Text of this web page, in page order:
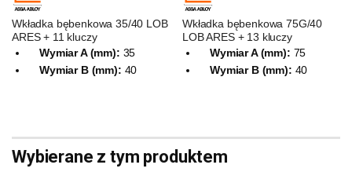
Wkładka bębenkowa 35/40 LOB
ARES + 11 kluczy
Wymiar A (mm): 35
Wymiar B (mm): 40
Wkładka bębenkowa 75G/40
LOB ARES + 13 kluczy
Wymiar A (mm): 75
Wymiar B (mm): 40
Wybierane z tym produktem